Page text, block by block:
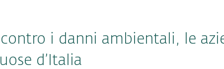
i danni ambientali, le
d’Italia